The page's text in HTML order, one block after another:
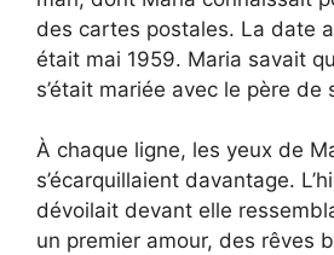
des cartes postales. La date
était mai 1959. Maria savait
s’était mariée avec le père de
À chaque ligne, les yeux de
s’écarquillaient davantage.
dévoilait devant elle
un premier amour, des rêves